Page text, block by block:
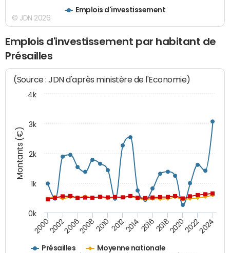
Emplois d'investissement
© JDN 2026
Emplois d'investissement par habitant de
Présailles
Montants (€)
(Source : JDN d'après ministère de l'Economie)
Présailles
Moyenne nationale
20002002200620082010 2012201420162018202020222024
0k
1k
2k
3k
4k